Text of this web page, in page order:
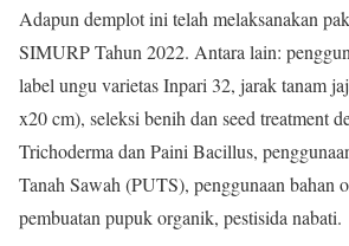
Adapun demplot ini telah melaksanakan
SIMURP Tahun 2022. Antara lain:
label ungu varietas Inpari 32, jarak tanam
x20 cm), seleksi benih dan seed treatment
Trichoderma dan Paini Bacillus,
Tanah Sawah (PUTS), penggunaan bahan
pembuatan pupuk organik, pestisida nabati.